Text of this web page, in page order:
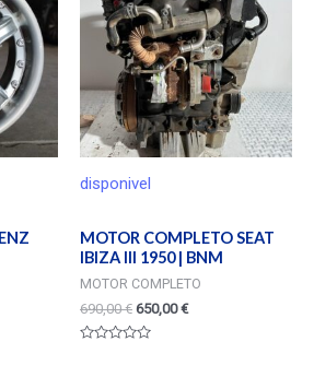
disponivel
MOTOR COMPLETO SEAT
IBIZA III 1950 | BNM
MOTOR COMPLETO
690,00€ 650,00€